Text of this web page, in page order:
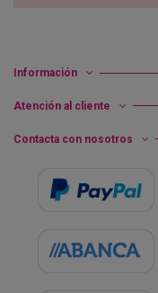
Información
Atención al cliente
Contacta con nosotros